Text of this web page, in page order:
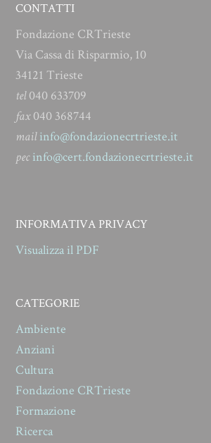
CONTATTI
Fondazione CRTrieste
Via Cassa di Risparmio, 10
34121 Trieste
tel040 633709
fax040 368744
mailinfo@fondazionecrtrieste.it
pecinfo@cert.fondazionecrtrieste.it
INFORMATIVA PRIVACY
Visualizza il PDF
CATEGORIE
Ambiente
Anziani
Cultura
Fondazione CRTrieste
Formazione
Ricerca